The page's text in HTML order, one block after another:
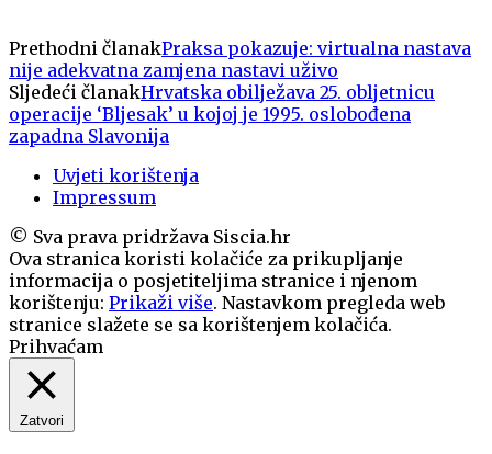
Prethodni članakPraksa pokazuje: virtualna nastava
nije adekvatna zamjena nastavi uživo
Sljedeći članakHrvatska obilježava 25. obljetnicu
operacije ‘Bljesak’ u kojoj je 1995. oslobođena
zapadna Slavonija
Uvjeti korištenja
Impressum
© Sva prava pridržava Siscia.hr
Ova stranica koristi kolačiće za prikupljanje
informacija o posjetiteljima stranice i njenom
korištenju: Prikaži više. Nastavkom pregleda web
stranice slažete se sa korištenjem kolačića.
Prihvaćam
Zatvori